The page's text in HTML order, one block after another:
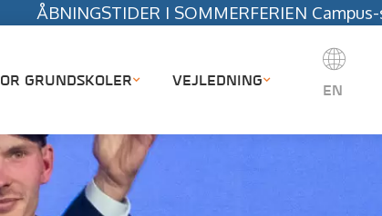
I SOMMERFERIEN Campus-
GRUNDSKOLER VEJLEDNING
EN